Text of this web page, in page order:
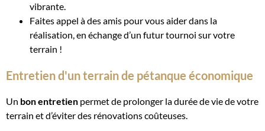
vibrante.
Faites appel à des amis pour vous aider dans la
réalisation, en échange d’un futur tournoi sur votre
terrain !
Entretien d'un terrain de pétanque économique
Un bon entretien permet de prolonger la durée de vie de votre
terrain et d’éviter des rénovations coûteuses.